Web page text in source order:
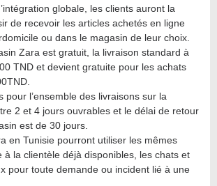
globale, les clients auront la
de recevoir les articles achetés en ligne
ou dans le magasin de leur choix.
Zara est gratuit, la livraison standard à
TND et devient gratuite pour les achats
pour l’ensemble des livraisons sur la
2 et 4 jours ouvrables et le délai de retour
est de 30 jours.
en Tunisie pourront utiliser les mêmes
à la clientèle déjà disponibles, les chats et
pour toute demande ou incident lié à une